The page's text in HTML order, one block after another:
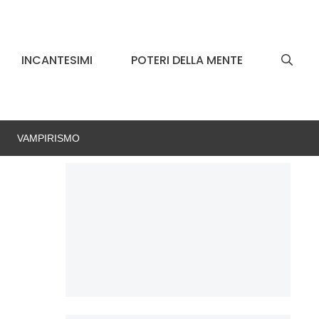
INCANTESIMI POTERI DELLA MENTE
VAMPIRISMO